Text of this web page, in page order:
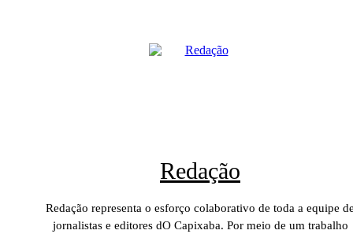
Redação
Redação representa o esforço colaborativo de toda a equipe
jornalistas e editores dO Capixaba. Por meio de um trabalho